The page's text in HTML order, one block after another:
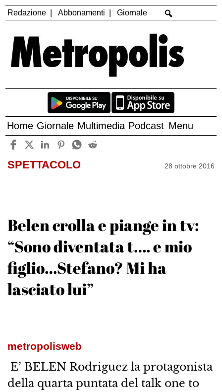
Redazione Abbonamenti Giornale
Home Giornale Multimedia Podcast Menu
SPETTACOLO 28 ottobre 2016
Belen crolla e piange in tv:
“Sono diventata t…. e mio
figlio…Stefano? Mi ha
lasciato lui”
metropolisweb
E’ BELEN Rodriguez la protagonista
della quarta puntata del talk one to